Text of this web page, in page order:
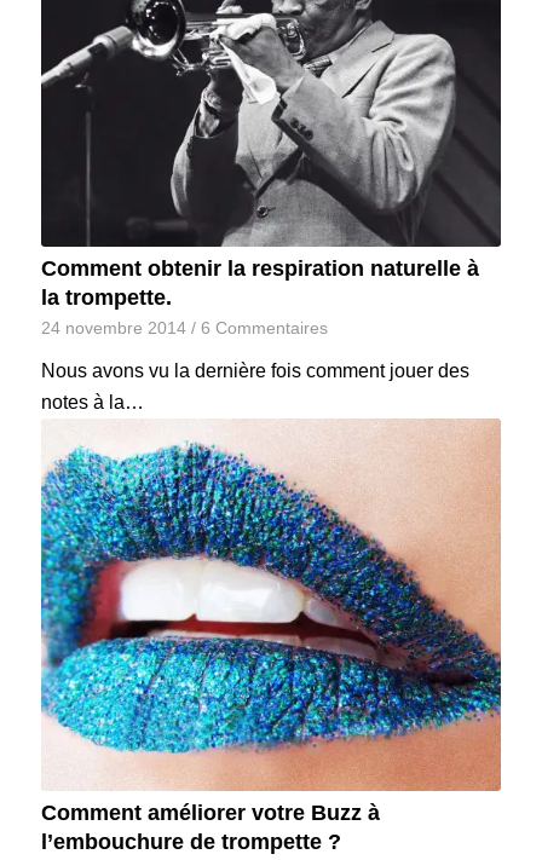
Comment obtenir la respiration naturelle à
la trompette.
24 novembre 2014 / 6 Commentaires
Nous avons vu la dernière fois comment jouer des
notes à la…
Comment améliorer votre Buzz à
l’embouchure de trompette ?